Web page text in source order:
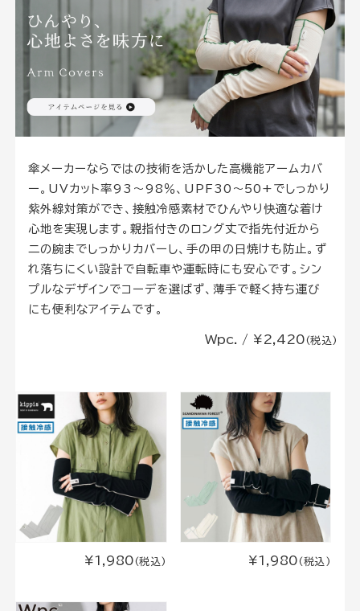
傘メーカーならではの技術を活かした高機能アームカバ
ー。UVカット率93〜98％、UPF30〜50+でしっかり
紫外線対策ができ、接触冷感素材でひんやり快適な着け
心地を実現します。親指付きのロング丈で指先付近から
二の腕までしっかりカバーし、手の甲の日焼けも防止。ず
れ落ちにくい設計で自転車や運転時にも安心です。シン
プルなデザインでコーデを選ばず、薄手で軽く持ち運び
にも便利なアイテムです。
Wpc. / ¥2,420(税込)
¥1,980(税込) ¥1,980(税込)